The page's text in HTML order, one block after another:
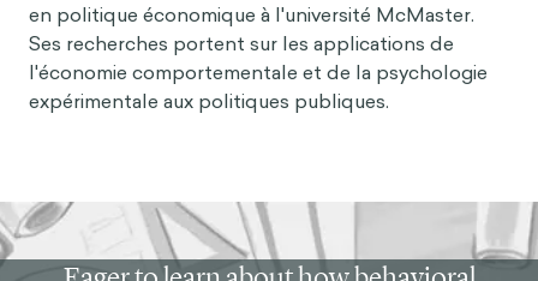
en politique économique à l'université McMaster.
Ses recherches portent sur les applications de
l'économie comportementale et de la psychologie
expérimentale aux politiques publiques.